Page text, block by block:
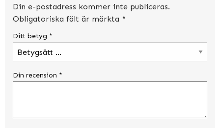
Din e-postadress kommer inte publiceras.
Obligatoriska fält är märkta *
Ditt betyg *
Din recension *